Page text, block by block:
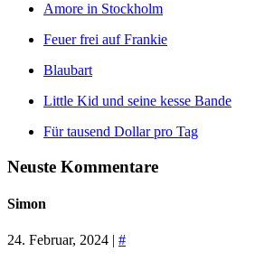
Amore in Stockholm
Feuer frei auf Frankie
Blaubart
Little Kid und seine kesse Bande
Für tausend Dollar pro Tag
Neuste Kommentare
Simon
24. Februar, 2024 | #